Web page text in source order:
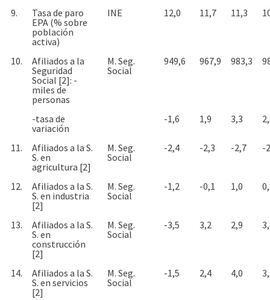
9.
Tasa de paro
EPA (% sobre
población
activa)
INE 12,0 11,7 11,3
10.
Afiliados a la
Seguridad
Social [2]: -
miles de
personas
M. Seg.
Social
949,6 967,9 983,3
-tasa de
variación
-1,6 1,9 3,3
11.
Afiliados a la S.
S. en
agricultura [2]
M. Seg.
Social
-2,4 -2,3 -2,7 -
12.
Afiliados a la S.
S. en industria
[2]
M. Seg.
Social
-1,2 -0,1 1,0
13.
Afiliados a la S.
S. en
construcción
[2]
M. Seg.
Social
-3,5 3,2 2,9
14.
Afiliados a la S.
S. en servicios
[2]
M. Seg.
Social
-1,5 2,4 4,0